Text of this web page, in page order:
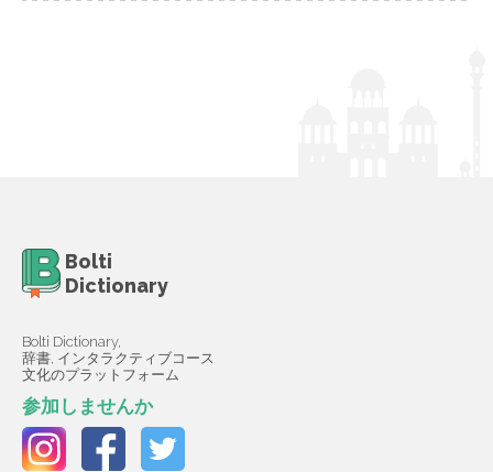
Bolti
Dictionary
Bolti Dictionary,
辞書, インタラクティブコース
文化のプラットフォーム
参加しませんか